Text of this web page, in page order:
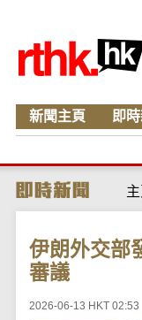
新聞主頁 即
伊朗外交部
審議
2026-06-13 HKT 02:53